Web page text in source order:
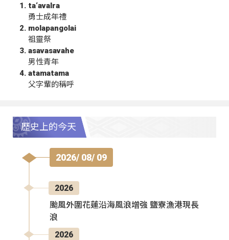
ta‘avalra
勇士成年禮
molapangolai
祖靈祭
asavasavahe
男性青年
atamatama
父字輩的稱呼
歷史上的今天
2026/ 08/ 09
2026
颱風外圍花蓮沿海風浪增強 鹽寮漁港現長
浪
2026